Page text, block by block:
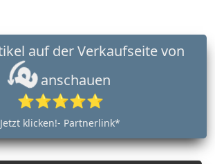
anschauen
⭐⭐⭐⭐⭐
Jetzt klicken!- Partnerlink*